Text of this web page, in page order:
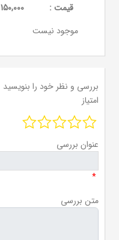
قيمت :
150,000 ریال
موجود نیست
بررسی و نظر خود را بنویسید
امتیاز
عنوان بررسی
*
متن بررسی